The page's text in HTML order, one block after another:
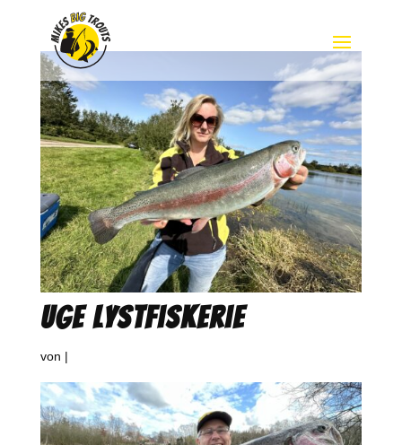
Uge Lystfiskerie
von |